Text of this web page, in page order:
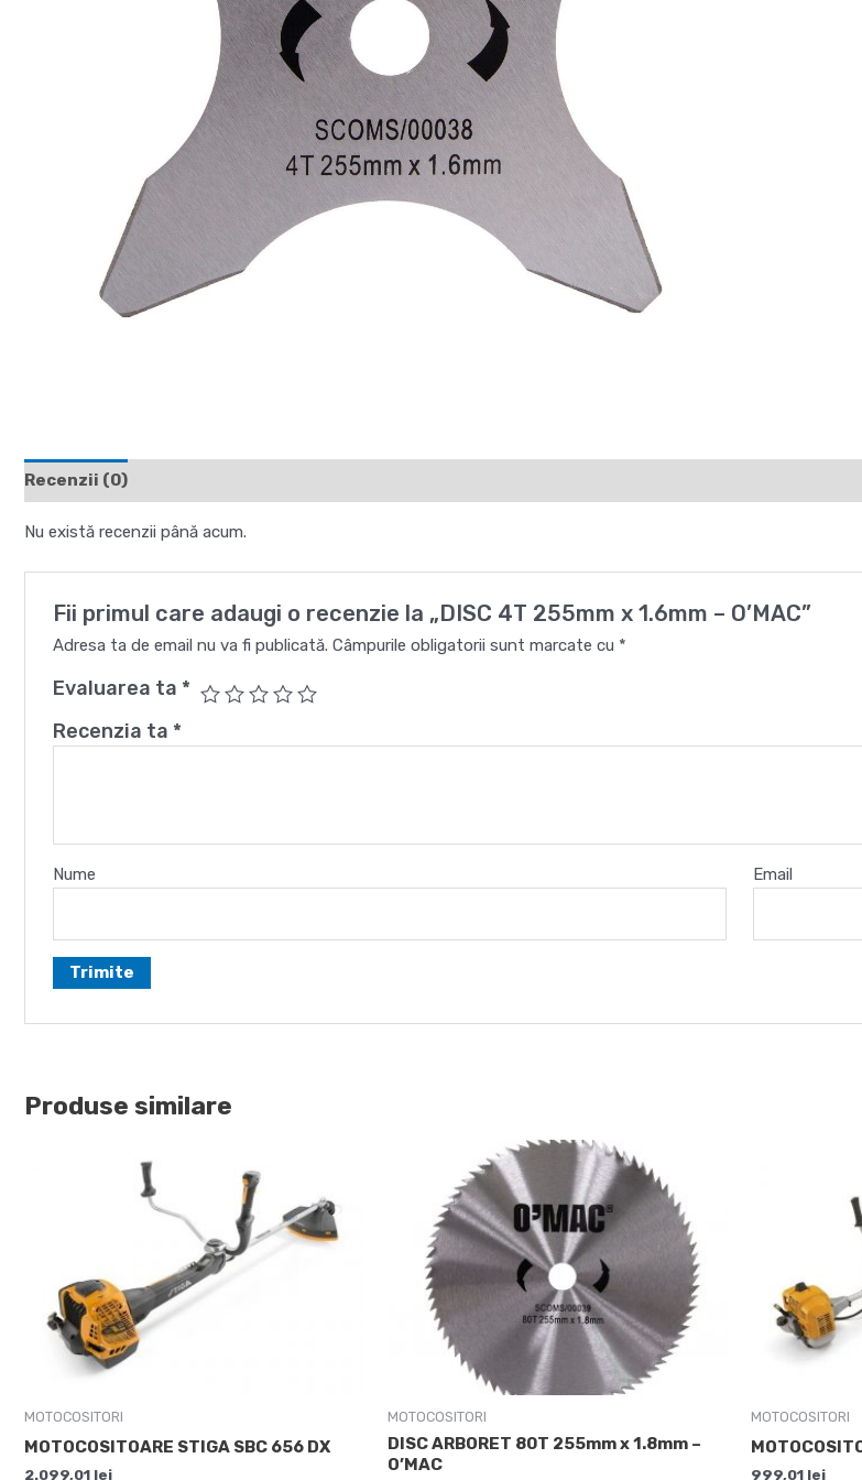
Recenzii (0)
Nu există recenzii până acum.
Fii primul care adaugi o recenzie la „DISC 4T 255mm x 1.6mm – O’MAC”
Adresa ta de email nu va fi publicată. Câmpurile obligatorii sunt marcate cu *
Evaluarea ta *
Recenzia ta *
Nume Email
Produse similare
MOTOCOSITORI
MOTOCOSITOARE STIGA SBC 656 DX
2.099,01 lei
MOTOCOSITORI
DISC ARBORET 80T 255mm x 1.8mm –
O’MAC
MOTOCOSITORI
999,01 lei